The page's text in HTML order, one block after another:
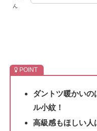
ん
ダントツ暖かいの
ル小紋！
高級感もほしい人